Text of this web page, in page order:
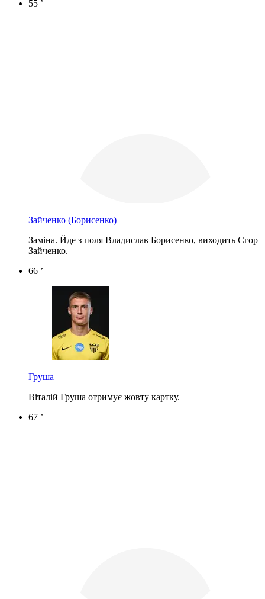
55 ’
Зайченко (Борисенко)
Заміна. Йде з поля Владислав Борисенко, виходить Єгор
Зайченко.
66 ’
Груша
Віталій Груша отримує жовту картку.
67 ’